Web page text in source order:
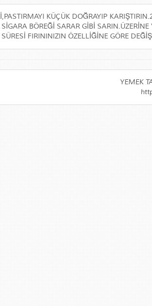
KÜÇÜK DOĞRAYIP
BÖREĞİ SARAR GİBİ
FIRININIZIN ÖZELLİĞİNE GÖRE
YEMEK